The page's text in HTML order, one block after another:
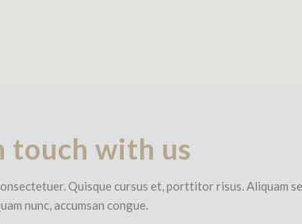
touch with us
Quisque cursus et, porttitor risus. Aliquam
nunc, accumsan congue.